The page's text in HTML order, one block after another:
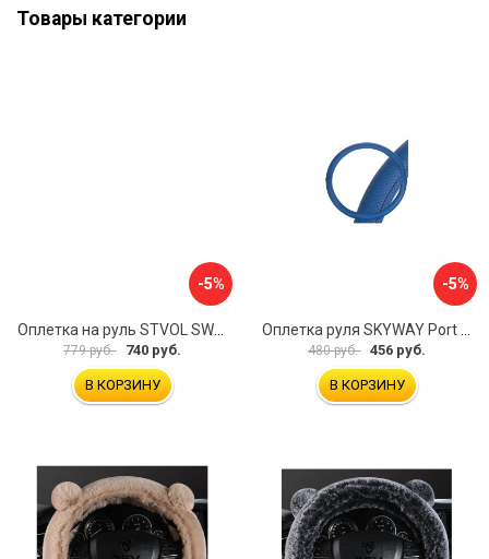
Товары категории
-5%
779 руб. 740 руб.
В КОРЗИНУ
-5%
480 руб. 456 руб.
В КОРЗИНУ